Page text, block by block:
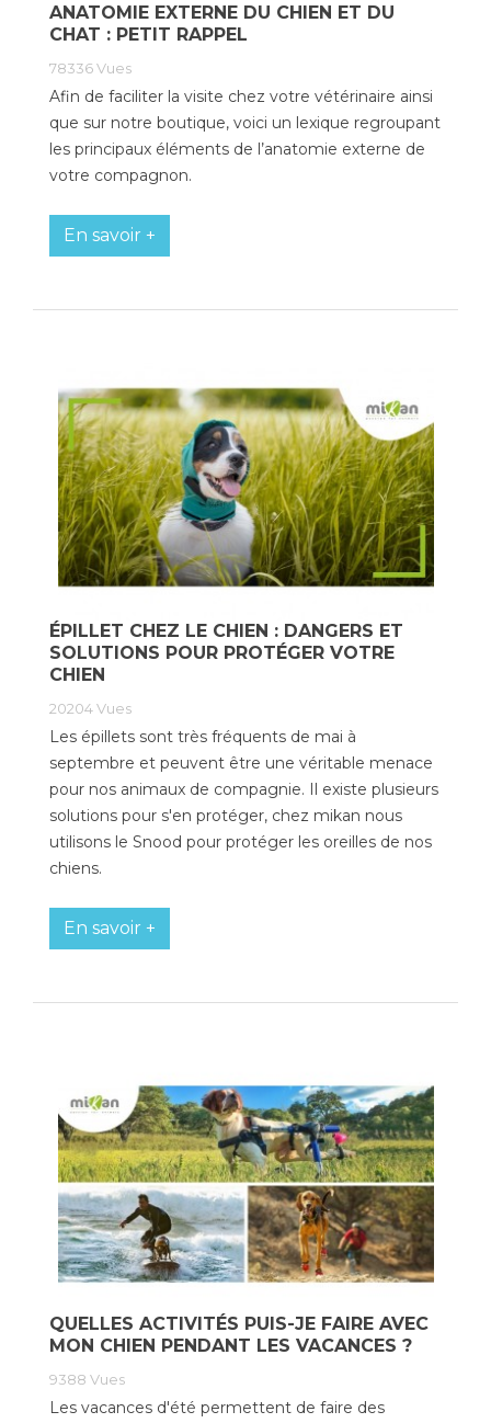
ANATOMIE EXTERNE DU CHIEN ET DU
CHAT : PETIT RAPPEL
78336Vues
Afin de faciliter la visite chez votre vétérinaire ainsi
que sur notre boutique, voici un lexique regroupant
les principaux éléments de l’anatomie externe de
votre compagnon.
En savoir +
ÉPILLET CHEZ LE CHIEN : DANGERS ET
SOLUTIONS POUR PROTÉGER VOTRE
CHIEN
20204Vues
Les épillets sont très fréquents de mai à
septembre et peuvent être une véritable menace
pour nos animaux de compagnie. Il existe plusieurs
solutions pour s'en protéger, chez mikan nous
utilisons le Snood pour protéger les oreilles de nos
chiens.
En savoir +
QUELLES ACTIVITÉS PUIS-JE FAIRE AVEC
MON CHIEN PENDANT LES VACANCES ?
9388 Vues
Les vacances d'été permettent de faire des
Poids de jambe